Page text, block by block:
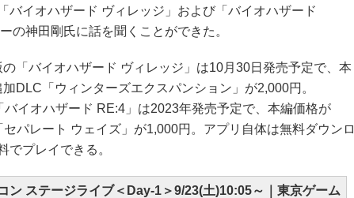
バイオハザード ヴィレッジ」および「バイオハザード
の神田剛氏に話を聞くことができた。
「バイオハザード ヴィレッジ」は10月30日発売予定で、本
DLC「ウィンターズエクスパンション」が2,000円。
イオハザード RE:4」は2023年発売予定で、本編価格が
パレート ウェイズ」が1,000円。アプリ自体は無料ダウンロ
でプレイできる。
ン ステージライブ＜Day-1＞9/23(土)10:05～｜東京ゲーム